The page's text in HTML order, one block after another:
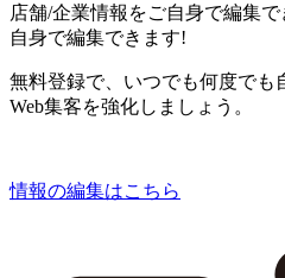
店舗/企業情報をご自身で編集で
自身で編集できます!
無料登録で、いつでも何度でも
Web集客を強化しましょう。
情報の編集はこちら